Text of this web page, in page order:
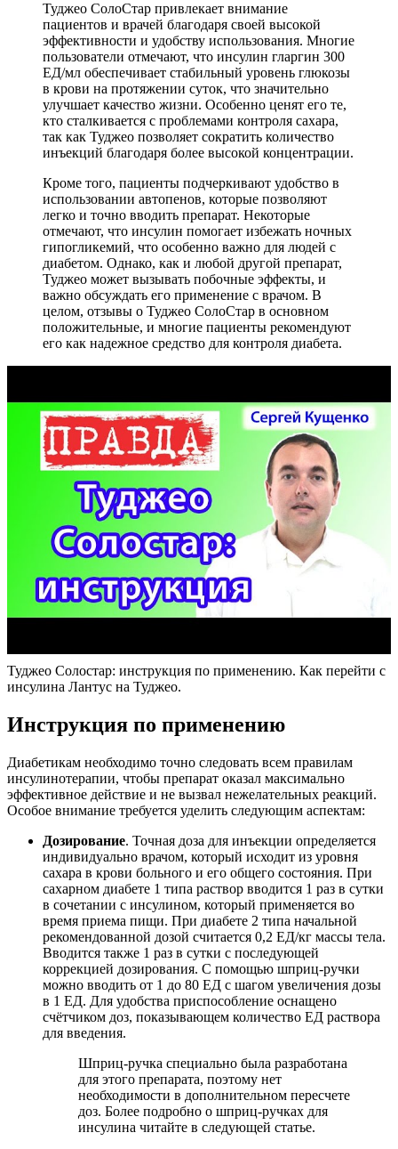
Туджео СолоСтар привлекает внимание
пациентов и врачей благодаря своей высокой
эффективности и удобству использования. Многие
пользователи отмечают, что инсулин гларгин 300
ЕД/мл обеспечивает стабильный уровень глюкозы
в крови на протяжении суток, что значительно
улучшает качество жизни. Особенно ценят его те,
кто сталкивается с проблемами контроля сахара,
так как Туджео позволяет сократить количество
инъекций благодаря более высокой концентрации.
Кроме того, пациенты подчеркивают удобство в
использовании автопенов, которые позволяют
легко и точно вводить препарат. Некоторые
отмечают, что инсулин помогает избежать ночных
гипогликемий, что особенно важно для людей с
диабетом. Однако, как и любой другой препарат,
Туджео может вызывать побочные эффекты, и
важно обсуждать его применение с врачом. В
целом, отзывы о Туджео СолоСтар в основном
положительные, и многие пациенты рекомендуют
его как надежное средство для контроля диабета.
Туджео Солостар: инструкция по применению. Как перейти с
инсулина Лантус на Туджео.
Инструкция по применению
Диабетикам необходимо точно следовать всем правилам
инсулинотерапии, чтобы препарат оказал максимально
эффективное действие и не вызвал нежелательных реакций.
Особое внимание требуется уделить следующим аспектам:
Дозирование. Точная доза для инъекции определяется
индивидуально врачом, который исходит из уровня
сахара в крови больного и его общего состояния. При
сахарном диабете 1 типа раствор вводится 1 раз в сутки
в сочетании с инсулином, который применяется во
время приема пищи. При диабете 2 типа начальной
рекомендованной дозой считается 0,2 ЕД/кг массы тела.
Вводится также 1 раз в сутки с последующей
коррекцией дозирования. С помощью шприц-ручки
можно вводить от 1 до 80 ЕД с шагом увеличения дозы
в 1 ЕД. Для удобства приспособление оснащено
счётчиком доз, показывающем количество ЕД раствора
для введения.
Шприц-ручка специально была разработана
для этого препарата, поэтому нет
необходимости в дополнительном пересчете
доз. Более подробно о шприц-ручках для
инсулина читайте в следующей статье.